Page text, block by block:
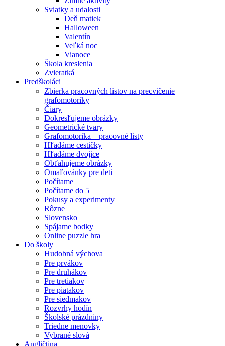
Sviatky a udalosti
Deň matiek
Halloween
Valentín
Veľká noc
Vianoce
Škola kreslenia
Zvieratká
Predškoláci
Zbierka pracovných listov na precvičenie
grafomotoriky
Čiary
Dokresľujeme obrázky
Geometrické tvary
Grafomotorika – pracovné listy
Hľadáme cestičky
Hľadáme dvojice
Obťahujeme obrázky
Omaľovánky pre deti
Počítame
Počítame do 5
Pokusy a experimenty
Rôzne
Slovensko
Spájame bodky
Online puzzle hra
Do školy
Hudobná výchova
Pre prvákov
Pre druhákov
Pre tretiakov
Pre piatakov
Pre siedmakov
Rozvrhy hodín
Školské prázdniny
Triedne menovky
Vybrané slová
Angličtina